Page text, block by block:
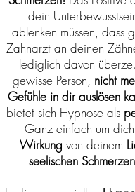
dein
ablenken müssen, dass
Zahnarzt an deinen
lediglich davon
gewisse Person, nicht
Gefühle in dir auslösen
bietet sich Hypnose als
Ganz einfach um
Wirkung von deinem
seelischen